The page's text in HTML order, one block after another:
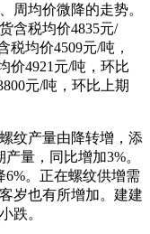
均价微降的走势。
含税均价4835元/
税均价4509元/吨，
价4921元/吨，环比
元/吨，环比上期
产量由降转增，添
量，同比增加3%。
6%。正在螺纹供增需
岁也有所增加。建建
跌。